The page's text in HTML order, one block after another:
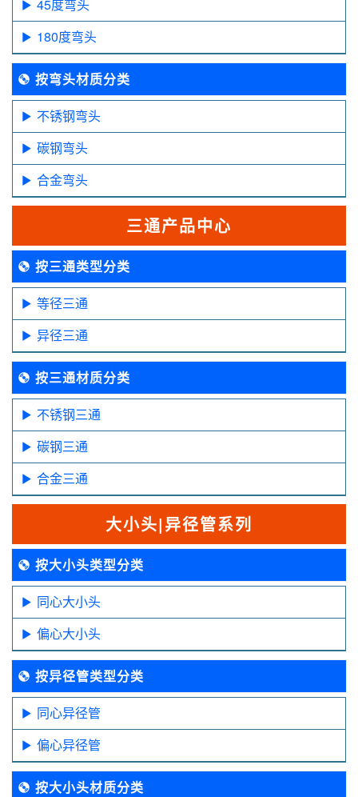
45度弯头
180度弯头
按弯头材质分类
不锈钢弯头
碳钢弯头
合金弯头
三通产品中心
按三通类型分类
等径三通
异径三通
按三通材质分类
不锈钢三通
碳钢三通
合金三通
大小头|异径管系列
按大小头类型分类
同心大小头
偏心大小头
按异径管类型分类
同心异径管
偏心异径管
按大小头材质分类